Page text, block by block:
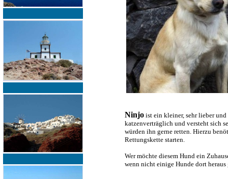
Ninjo ist ein kleiner, sehr lieber
katzenverträglich und versteht sich
würden ihn gerne retten. Hierzu
Rettungskette starten.
Wer möchte diesem Hund ein
wenn nicht einige Hunde dort